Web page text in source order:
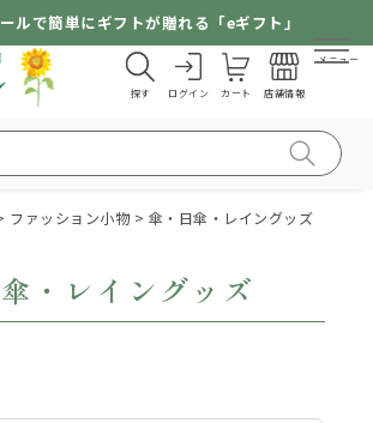
ルで簡単にギフトが贈れる「eギフト」
探す ログイン カート 店舗情報
メニュー
ファッション小物 傘・日傘・レイングッズ
・レイングッズ